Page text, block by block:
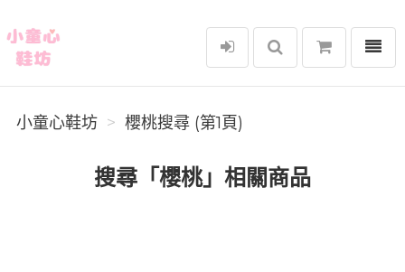
小童心鞋坊
選單
小童心鞋坊 櫻桃搜尋 (第1頁)
搜尋「櫻桃」相關商品